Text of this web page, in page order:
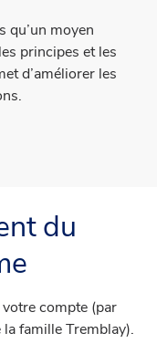
qu’un moyen
principes et les
d’améliorer les
du
compte (par
famille Tremblay).